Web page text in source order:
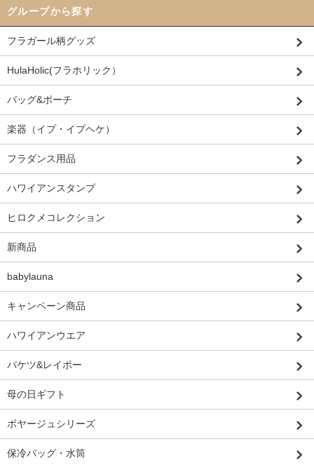
グループから探す
フラガール柄グッズ
HulaHolic(フラホリック）
バッグ&ポーチ
楽器（イプ・イプヘケ）
フラダンス用品
ハワイアンスタンプ
ヒロクメコレクション
新商品
babylauna
キャンペーン商品
ハワイアンウエア
バケツ&レイポー
母の日ギフト
ボヤージュシリーズ
保冷バッグ・水筒